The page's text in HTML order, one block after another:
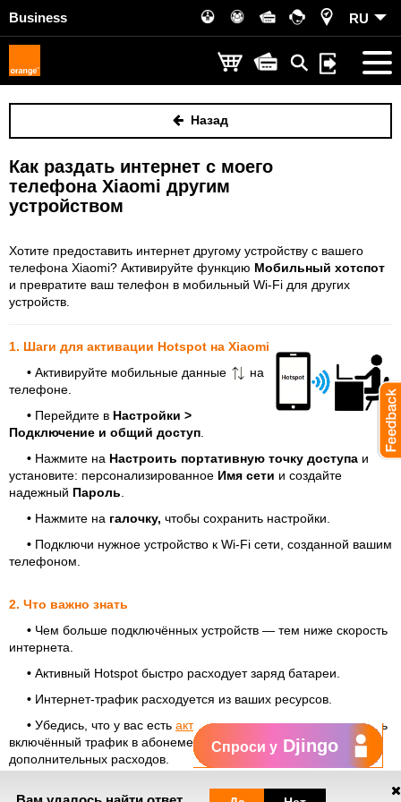
Business RU
Назад
Как раздать интернет с моего
телефона Xiaomi другим
устройством
Хотите предоставить интернет другому устройству с вашего
телефона Xiaomi? Активируйте функцию Мобильный хотспот
и превратите ваш телефон в мобильный Wi-Fi для других
устройств.
1. Шаги для активации Hotspot на Xiaomi
• Активируйте мобильные данные
на
телефоне.
• Перейдите в Настройки >
Подключение и общий доступ
• Нажмите на Настроить портативную точку доступа и
установите: персонализированное Имя сети и создайте
надежный Пароль
• Нажмите на галочку, чтобы сохранить настройки.
• Подключи нужное устройство к Wi-Fi сети, созданной вашим
телефоном.
2. Что важно знать
• Чем больше подключённых устройств — тем ниже скорость
интернета.
• Активный Hotspot быстро расходует заряд батареи.
• Интернет-трафик расходуется из ваших ресурсов.
• Убедись, что у вас есть активные опции интернетаили есть
включённый трафик в абонементе, чтобы избежать
дополнительных расходов.
Спроси у Djingo